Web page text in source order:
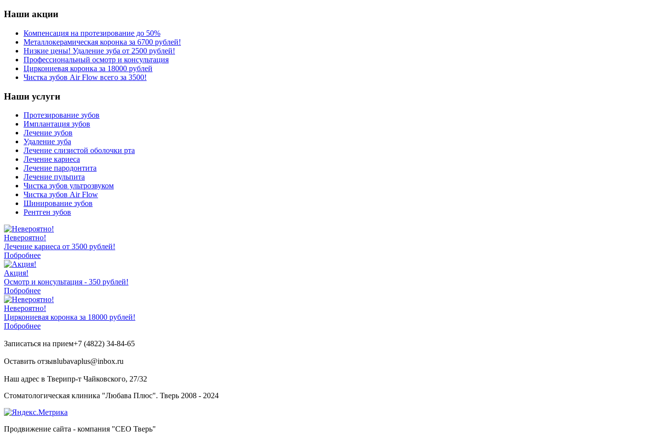
Наши акции
Компенсация на протезирование до 50%
Металлокерамическая коронка за 6700 рублей!
Низкие цены! Удаление зуба от 2500 рублей!
Профессиональный осмотр и консультация
Циркониевая коронка за 18000 рублей
Чистка зубов Air Flow всего за 3500!
Наши услуги
Протезирование зубов
Имплантация зубов
Лечение зубов
Удаление зуба
Лечение слизистой оболочки рта
Лечение кариеса
Лечение пародонтита
Лечение пульпита
Чистка зубов ультрозвуком
Чистка зубов Air Flow
Шинирование зубов
Рентген зубов
Невероятно!
Лечение кариеса от 3500 рублей!
Побробнее
Акция!
Осмотр и консультация - 350 рублей!
Побробнее
Невероятно!
Циркониевая коронка за 18000 рублей!
Побробнее
Записаться на прием+7 (4822) 34-84-65
Оставить отзывlubavaplus@inbox.ru
Наш адрес в Тверипр-т Чайковского, 27/32
Стоматологическая клиника "Любава Плюс". Тверь 2008 - 2024
Продвижение сайта - компания "СЕО Тверь"